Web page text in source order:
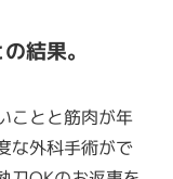
結果。
ことと筋肉が年
な外科手術がで